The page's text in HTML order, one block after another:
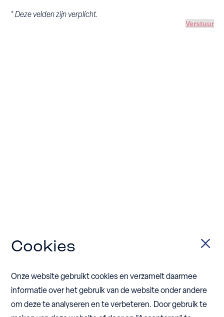
Cookies
Onze website gebruikt cookies en verzamelt daarmee
informatie over het gebruik van de website onder andere
om deze te analyseren en te verbeteren. Door gebruik te
* Deze velden zijn verplicht.
Verstuur